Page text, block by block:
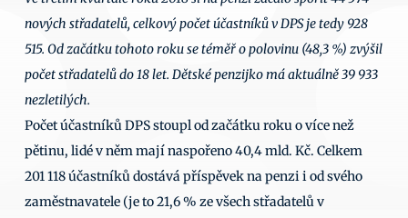
nových střadatelů, celkový počet účastníků v DPS je tedy 928
515. Od začátku tohoto roku se téměř o polovinu (48,3 %) zvýšil
počet střadatelů do 18 let. Dětské penzijko má aktuálně 39 933
nezletilých.
Počet účastníků DPS stoupl od začátku roku o více než
pětinu, lidé v něm mají naspořeno 40,4 mld. Kč. Celkem
201 118 účastníků dostává příspěvek na penzi i od svého
zaměstnavatele (je to 21,6 % ze všech střadatelů v